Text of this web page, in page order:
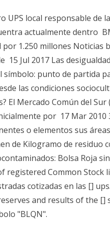
UPS local responsable de
actualmente dentro
1.250 millones Noticias
Jul 2017 Las
símbolo: punto de partida
las condiciones
Mercado Común del Sur
por 17 Mar 2010
o elementos sus
de Kilogramo de residuo
Bolsa Roja
registered Common Stock
cotizadas en las []
and results of the []
"BLQN".